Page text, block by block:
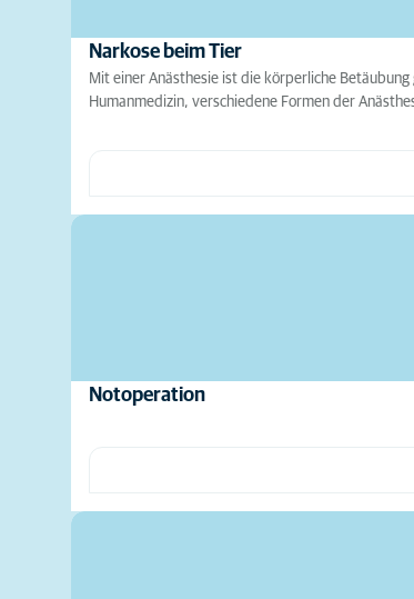
Narkose beim Tier
Mit einer Anästhesie ist die körperliche
Humanmedizin, verschiedene Formen der
Notoperation